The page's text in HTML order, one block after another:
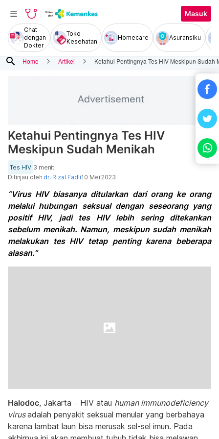
Masuk
Chat
dengan
Dokter
Toko
Kesehatan
Homecare Asuransiku
search Home Artikel Ketahui Pentingnya Tes HIV Meskipun Sudah
Ketahui Pentingnya Tes HIV
Meskipun Sudah Menikah
Tes HIV 3 menit
Ditinjau oleh dr. Rizal Fadli10 Mei 2023
“Virus HIV biasanya ditularkan dari orang ke orang
melalui hubungan seksual dengan seseorang yang
positif HIV, jadi tes HIV lebih sering ditekankan
sebelum menikah. Namun, meskipun sudah menikah
melakukan tes HIV tetap penting karena beberapa
alasan.”
Halodoc, Jakarta – HIV atau human immunodeficiency
virusadalah penyakit seksual menular yang berbahaya
karena lambat laun bisa merusak sel-sel imun. Pada